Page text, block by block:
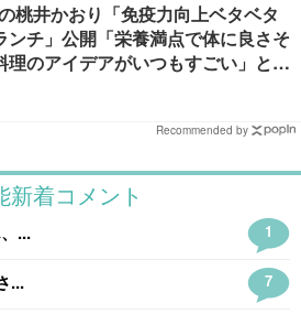
桃井かおり「免疫力向上ベタベタ
ンチ」公開「栄養満点で体に良さそ
理のアイデアがいつもすごい」と反
Recommended by